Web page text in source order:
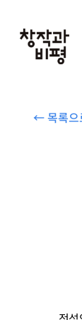
← 목록으